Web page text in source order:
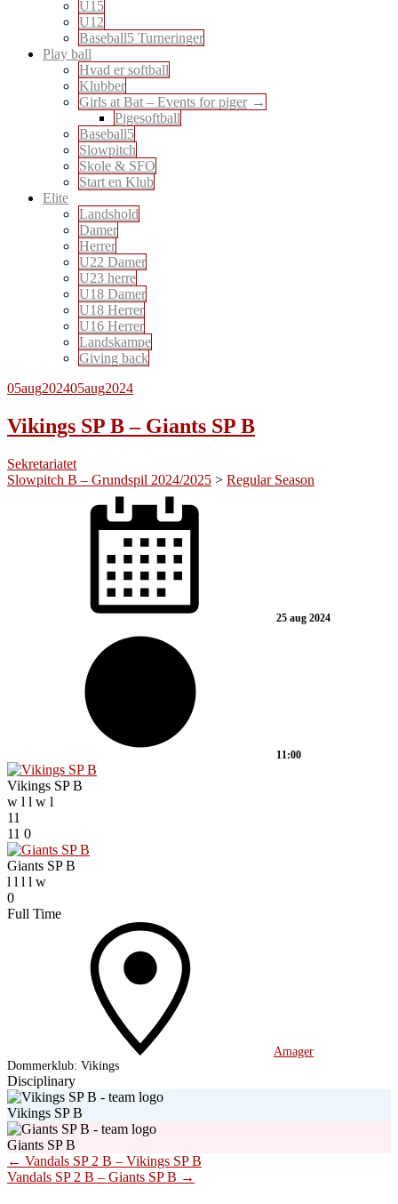
U15
U12
Baseball5 Turneringer
Play ball
Hvad er softball
Klubber
Girls at Bat – Events for piger
Pigesoftball
Baseball5
Slowpitch
Skole & SFO
Start en Klub
Elite
Landshold
Damer
Herrer
U22 Damer
U23 herre
U18 Damer
U18 Herrer
U16 Herrer
Landskampe
Giving back
05aug202405aug2024
Vikings SP B – Giants SP B
Sekretariatet
Slowpitch B – Grundspil 2024/2025 > Regular Season
25 aug 2024
11:00
Vikings SP B
w l l w l
11
11 0
Giants SP B
l l l l w
0
Full Time
Amager
Dommerklub: Vikings
Disciplinary
Vikings SP B
Giants SP B
Post
navigation
← Vandals SP 2 B – Vikings SP B
Vandals SP 2 B – Giants SP B →